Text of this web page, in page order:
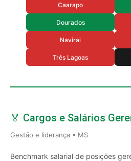
Caarapo
Dourados
Navirai
Três Lagoas
🏅 Cargos e Salários
Gestão e liderança • MS
Benchmark salarial de posições